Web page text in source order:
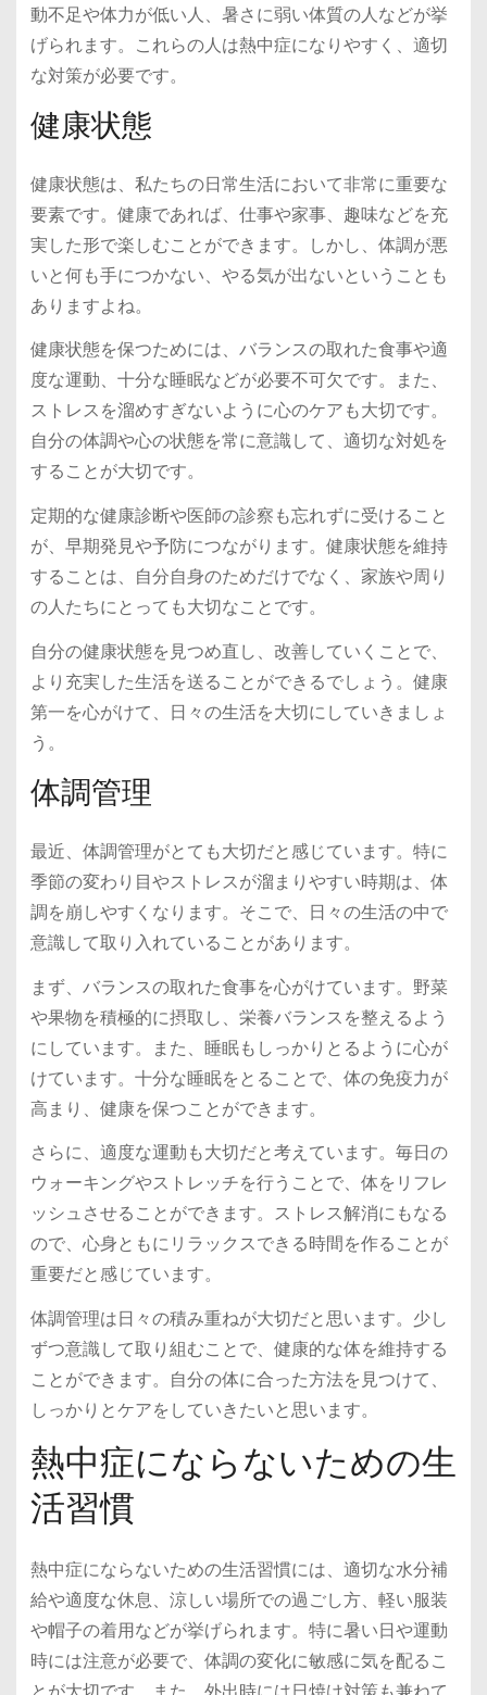
動不足や体力が低い人、暑さに弱い体質の人などが挙
げられます。これらの人は熱中症になりやすく、適切
な対策が必要です。
健康状態
健康状態は、私たちの日常生活において非常に重要な
要素です。健康であれば、仕事や家事、趣味などを充
実した形で楽しむことができます。しかし、体調が悪
いと何も手につかない、やる気が出ないということも
ありますよね。
健康状態を保つためには、バランスの取れた食事や適
度な運動、十分な睡眠などが必要不可欠です。また、
ストレスを溜めすぎないように心のケアも大切です。
自分の体調や心の状態を常に意識して、適切な対処を
することが大切です。
定期的な健康診断や医師の診察も忘れずに受けること
が、早期発見や予防につながります。健康状態を維持
することは、自分自身のためだけでなく、家族や周り
の人たちにとっても大切なことです。
自分の健康状態を見つめ直し、改善していくことで、
より充実した生活を送ることができるでしょう。健康
第一を心がけて、日々の生活を大切にしていきましょ
う。
体調管理
最近、体調管理がとても大切だと感じています。特に
季節の変わり目やストレスが溜まりやすい時期は、体
調を崩しやすくなります。そこで、日々の生活の中で
意識して取り入れていることがあります。
まず、バランスの取れた食事を心がけています。野菜
や果物を積極的に摂取し、栄養バランスを整えるよう
にしています。また、睡眠もしっかりとるように心が
けています。十分な睡眠をとることで、体の免疫力が
高まり、健康を保つことができます。
さらに、適度な運動も大切だと考えています。毎日の
ウォーキングやストレッチを行うことで、体をリフレ
ッシュさせることができます。ストレス解消にもなる
ので、心身ともにリラックスできる時間を作ることが
重要だと感じています。
体調管理は日々の積み重ねが大切だと思います。少し
ずつ意識して取り組むことで、健康的な体を維持する
ことができます。自分の体に合った方法を見つけて、
しっかりとケアをしていきたいと思います。
熱中症にならないための生
活習慣
熱中症にならないための生活習慣には、適切な水分補
給や適度な休息、涼しい場所での過ごし方、軽い服装
や帽子の着用などが挙げられます。特に暑い日や運動
時には注意が必要で、体調の変化に敏感に気を配るこ